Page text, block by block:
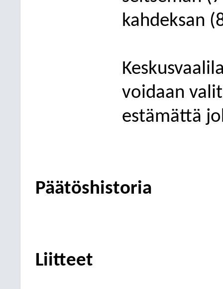
kahdeksan
voidaan
estämättä
Päätöshistoria
Liitteet